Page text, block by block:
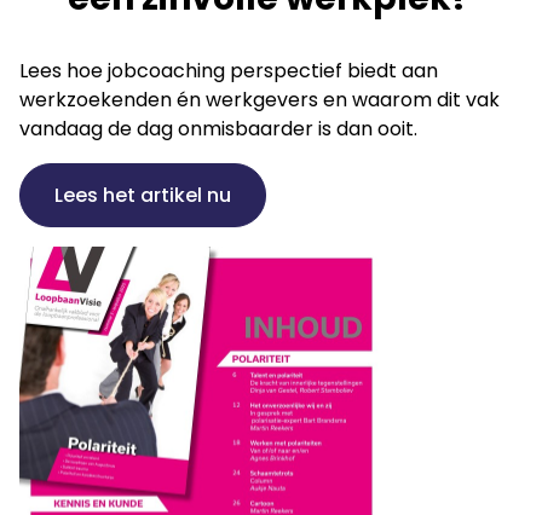
Lees hoe jobcoaching perspectief biedt aan
werkzoekenden én werkgevers en waarom dit vak
vandaag de dag onmisbaarder is dan ooit.
Lees het artikel nu